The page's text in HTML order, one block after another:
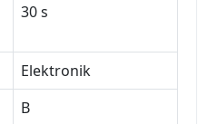
30 s
Elektronik
B